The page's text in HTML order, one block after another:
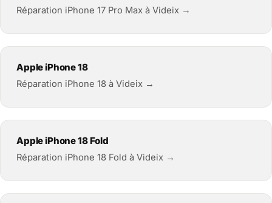
Réparation iPhone 17 Pro Max à Videix →
Apple iPhone 18
Réparation iPhone 18 à Videix →
Apple iPhone 18 Fold
Réparation iPhone 18 Fold à Videix →